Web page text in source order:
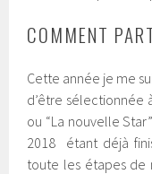
COMMENT
Cette année je me
d’être sélectionnée
ou “La nouvelle
2018 étant déjà
toute les étapes de